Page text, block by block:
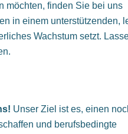
möchten, finden Sie bei uns
in einem unterstützenden,
Wachstum setzt.
Unser Ziel ist es, einen
und berufsbedingte